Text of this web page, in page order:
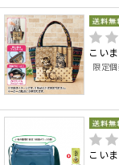
こい
限定
こい